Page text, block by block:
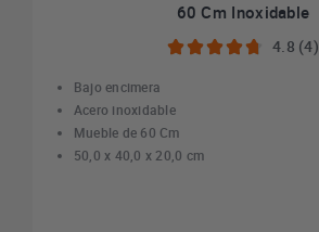
60 Cm Inoxidable
4.8 (4)
Bajo encimera
Acero inoxidable
Mueble de 60 Cm
50,0 x 40,0 x 20,0 cm